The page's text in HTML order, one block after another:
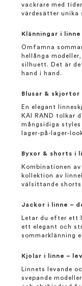
vackrare med
värdesätter unika
Klänningar i
Omfamna
hellånga
silhuett. Det är
hand i hand.
Blusar & skjortor
En elegant
KAI RAND tolkar
mångsidiga
lager-på-lager-
Byxor & shorts i
Kombinationen
kollektion av
välsittande
Jackor i linne –
Letar du efter
ett elegant och
sommarklänning
Kjolar i linne –
Linnets levande
svepande